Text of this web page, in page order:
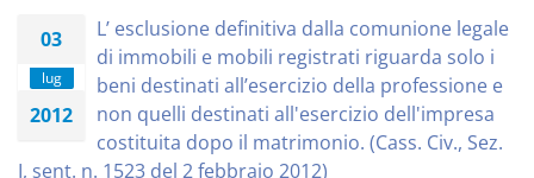
03
lug
2012
L’ esclusione definitiva dalla comunione legale
di immobili e mobili registrati riguarda solo i
beni destinati all’esercizio della professione e
non quelli destinati all'esercizio dell'impresa
costituita dopo il matrimonio. (Cass. Civ., Sez.
I, sent. n. 1523 del 2 febbraio 2012)